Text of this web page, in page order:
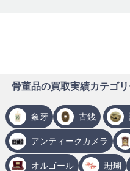
骨董品の買取実績カテゴ
象牙 古銭
アンティークカメラ
オルゴール 珊瑚